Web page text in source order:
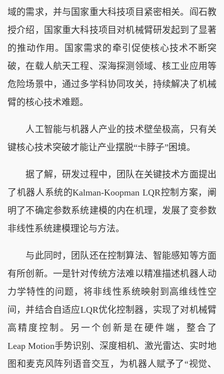
域的需求，并与国家重大科技项目紧密相关。阎石教
授介绍，国家重大科技项目对机械臂研发起到了显著
的推动作用。国家需求的牵引促使核心技术不断突
破，在载人航天工程、深海探测领域、核工业应用等
危险场景中，通过多学科协同攻关，持续解决了机械
臂的核心技术难题。
人工智能与机器人产业的技术壁垒极高，只有关
键核心技术突破才能让产业摆脱“卡脖子”困境。
据了解，研发过程中，团队在关键技术方面提出
了机器人系统的Kalman-Koopman LQR控制方案，阐
明了不确定参数系统建模的内在机理，发展了变参数
非线性系统建模理论与方法。
与此同时，团队还在控制算法、智能感知等方面
有所创新。一是针对传统方法难以精准描述机器人动
力学特性的问题，将非线性系统映射到高维线性空
间，并结合自适应LQR优化控制器，实现了对机械臂
高精度控制。另一个创新是在硬件端，整合了
Leap Motion手势识别、深度相机、激光雷达、实时地
图和麦克风阵列语音交互，为机器人赋予了“视觉、